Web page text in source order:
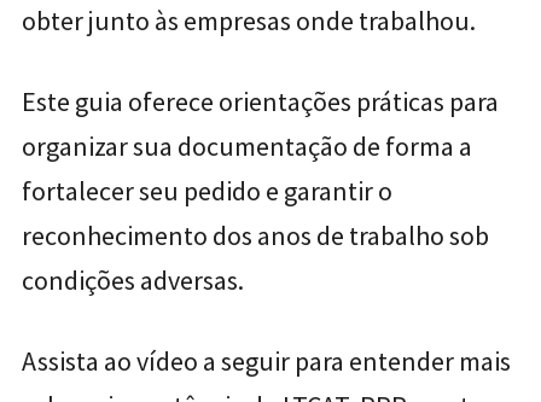
obter junto às empresas onde trabalhou.
Este guia oferece orientações práticas para
organizar sua documentação de forma a
fortalecer seu pedido e garantir o
reconhecimento dos anos de trabalho sob
condições adversas.
Assista ao vídeo a seguir para entender mais